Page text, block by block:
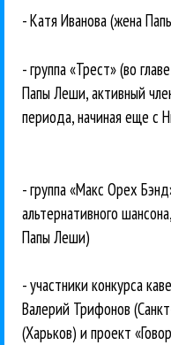
- Катя Иванова (жена
- группа «Трест» (во
Папы Леши, активный
периода, начиная еще с
- группа «Макс Орех
альтернативного
Папы Леши)
- участники конкурса
Валерий Трифонов
(Харьков) и проект